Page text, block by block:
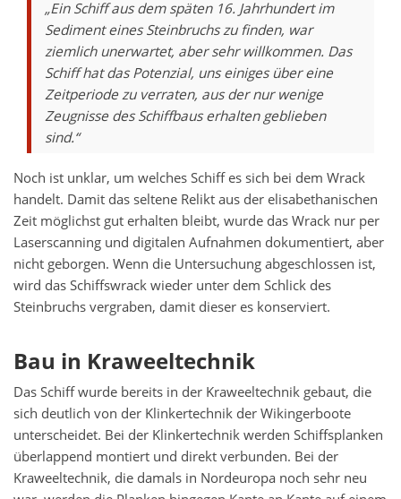
„Ein Schiff aus dem späten 16. Jahrhundert im
Sediment eines Steinbruchs zu finden, war
ziemlich unerwartet, aber sehr willkommen. Das
Schiff hat das Potenzial, uns einiges über eine
Zeitperiode zu verraten, aus der nur wenige
Zeugnisse des Schiffbaus erhalten geblieben
sind.“
Noch ist unklar, um welches Schiff es sich bei dem Wrack
handelt. Damit das seltene Relikt aus der elisabethanischen
Zeit möglichst gut erhalten bleibt, wurde das Wrack nur per
Laserscanning und digitalen Aufnahmen dokumentiert, aber
nicht geborgen. Wenn die Untersuchung abgeschlossen ist,
wird das Schiffswrack wieder unter dem Schlick des
Steinbruchs vergraben, damit dieser es konserviert.
Bau in Kraweeltechnik
Das Schiff wurde bereits in der Kraweeltechnik gebaut, die
sich deutlich von der Klinkertechnik der Wikingerboote
unterscheidet. Bei der Klinkertechnik werden Schiffsplanken
überlappend montiert und direkt verbunden. Bei der
Kraweeltechnik, die damals in Nordeuropa noch sehr neu